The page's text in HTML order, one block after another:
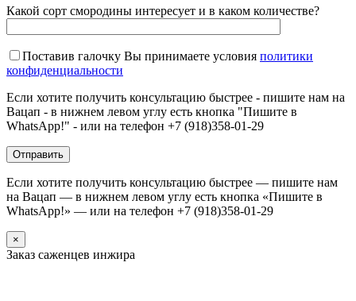
Какой сорт смородины интересует и в каком количестве?
Поставив галочку Вы принимаете условия политики
конфиденциальности
Если хотите получить консультацию быстрее - пишите нам на
Вацап - в нижнем левом углу есть кнопка "Пишите в
WhatsApp!" - или на телефон +7 (918)358-01-29
Если хотите получить консультацию быстрее — пишите нам
на Вацап — в нижнем левом углу есть кнопка «Пишите в
WhatsApp!» — или на телефон +7 (918)358-01-29
×
Заказ саженцев инжира